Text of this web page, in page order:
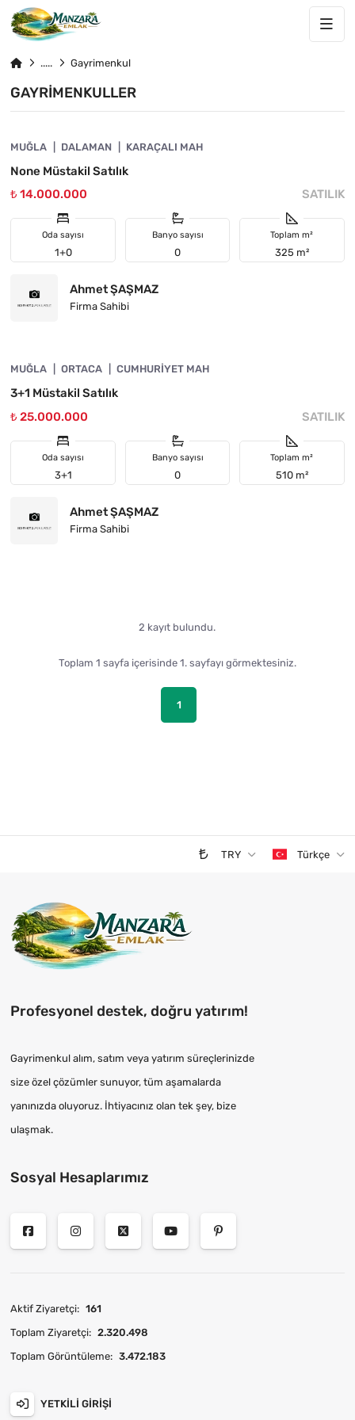
Gayrimenkul
GAYRIMENKULLER
MUĞLA DALAMAN KARAÇALI MAH
None Müstakil Satılık
₺ 14.000.000
SATILIK
Oda sayısı
1+0
Banyo sayısı
0
Toplam m²
325 m²
Ahmet ŞAŞMAZ
Firma Sahibi
MUĞLA ORTACA CUMHURIYET MAH
3+1 Müstakil Satılık
₺ 25.000.000
SATILIK
Oda sayısı
3+1
Banyo sayısı
0
Toplam m²
510 m²
Ahmet ŞAŞMAZ
Firma Sahibi
2 kayıt bulundu.
Toplam 1 sayfa içerisinde 1. sayfayı görmektesiniz.
1
TRY Türkçe
Profesyonel destek, doğru yatırım!
Gayrimenkul alım, satım veya yatırım süreçlerinizde
size özel çözümler sunuyor, tüm aşamalarda
yanınızda oluyoruz. İhtiyacınız olan tek şey, bize
ulaşmak.
Sosyal Hesaplarımız
Aktif Ziyaretçi: 161
Toplam Ziyaretçi: 2.320.498
Toplam Görüntüleme: 3.472.183
YETKILI GIRIŞI